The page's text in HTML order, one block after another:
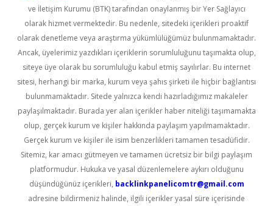
ve İletişim Kurumu (BTK) tarafından onaylanmış bir Yer Sağlayıcı
olarak hizmet vermektedir. Bu nedenle, sitedeki içerikleri proaktif
olarak denetleme veya araştırma yükümlülüğümüz bulunmamaktadır.
Ancak, üyelerimiz yazdıkları içeriklerin sorumluluğunu taşımakta olup,
siteye üye olarak bu sorumluluğu kabul etmiş sayılırlar. Bu internet
sitesi, herhangi bir marka, kurum veya şahıs şirketi ile hiçbir bağlantısı
bulunmamaktadır. Sitede yalnızca kendi hazırladığımız makaleler
paylaşılmaktadır. Burada yer alan içerikler haber niteliği taşımamakta
olup, gerçek kurum ve kişiler hakkında paylaşım yapılmamaktadır.
Gerçek kurum ve kişiler ile isim benzerlikleri tamamen tesadüfidir.
Sitemiz, kar amacı gütmeyen ve tamamen ücretsiz bir bilgi paylaşım
platformudur. Hukuka ve yasal düzenlemelere aykırı olduğunu
düşündüğünüz içerikleri, backlinkpanelicomtr@gmail.com
adresine bildirmeniz halinde, ilgili içerikler yasal süre içerisinde